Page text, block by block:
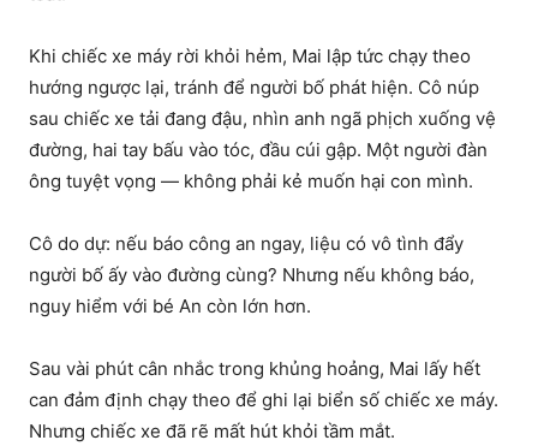
Khi chiếc xe máy rời khỏi hẻm, Mai lập tức chạy theo
hướng ngược lại, tránh để người bố phát hiện. Cô núp
sau chiếc xe tải đang đậu, nhìn anh ngã phịch xuống vệ
đường, hai tay bấu vào tóc, đầu cúi gập. Một người đàn
ông tuyệt vọng — không phải kẻ muốn hại con mình.
Cô do dự: nếu báo công an ngay, liệu có vô tình đẩy
người bố ấy vào đường cùng? Nhưng nếu không báo,
nguy hiểm với bé An còn lớn hơn.
Sau vài phút cân nhắc trong khủng hoảng, Mai lấy hết
can đảm định chạy theo để ghi lại biển số chiếc xe máy.
Nhưng chiếc xe đã rẽ mất hút khỏi tầm mắt.